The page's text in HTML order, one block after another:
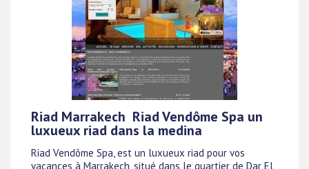
Riad Marrakech  Riad Vendôme Spa un
luxueux riad dans la medina
Riad Vendôme Spa, est un luxueux riad pour vos
vacances à Marrakech, situé dans le quartier de Dar El